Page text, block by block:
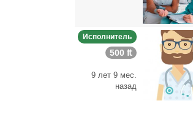
Исполнитель
500 ₶
9 лет 9 мес.
назад